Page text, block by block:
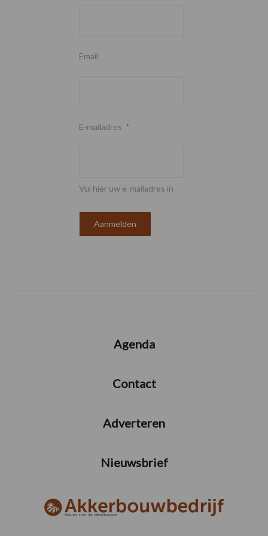
Email
E-mailadres *
Vul hier uw e-mailadres in
Agenda
Contact
Adverteren
Nieuwsbrief